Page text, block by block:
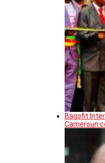
Bagofit
Cameroun